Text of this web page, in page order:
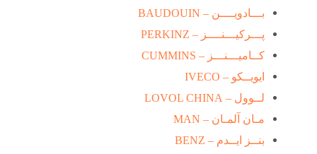
بـــادویــــن – BAUDOUIN
پـــرکیـــنــــز – PERKINZ
کــامیـــنـــز – CUMMINS
ایویــکو – IVECO
لــوول – LOVOL CHINA
مـان آلمـان – MAN
بنــز ایــدم – BENZ